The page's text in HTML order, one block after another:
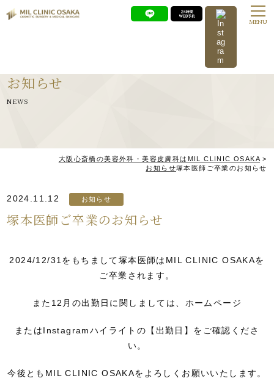
MENU
お知らせ
NEWS
大阪心斎橋の美容外科・美容皮膚科はMIL CLINIC OSAKA>
お知らせ塚本医師ご卒業のお知らせ
2024.11.12 お知らせ
塚本医師ご卒業のお知らせ
2024/12/31をもちまして塚本医師はMIL CLINIC OSAKAを
ご卒業されます。
また12月の出勤日に関しましては、ホームページ
またはInstagramハイライトの【出勤日】をご確認くださ
い。
今後ともMIL CLINIC OSAKAをよろしくお願いいたします。